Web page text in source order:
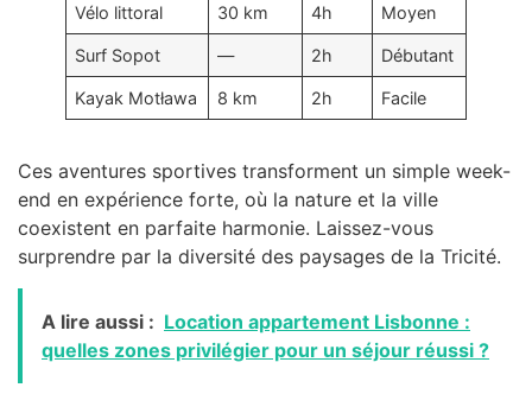
Vélo littoral 30 km 4h Moyen
Surf Sopot — 2h Débutant
Kayak Motława 8 km 2h Facile
Ces aventures sportives transforment un simple week-
end en expérience forte, où la nature et la ville
coexistent en parfaite harmonie. Laissez-vous
surprendre par la diversité des paysages de la Tricité.
A lire aussi : Location appartement Lisbonne :
quelles zones privilégier pour un séjour réussi ?